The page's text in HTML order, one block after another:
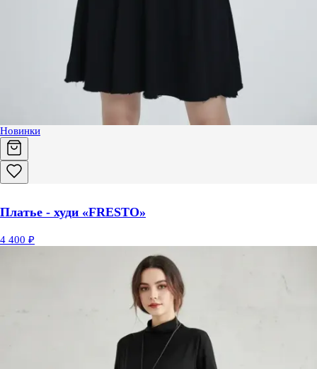
Новинки
Платье - худи «FRESTO»
4 400 ₽